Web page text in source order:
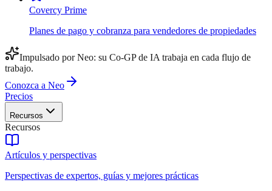
Covercy Prime
Planes de pago y cobranza para vendedores de propiedades
Impulsado por Neo: su Co-GP de IA trabaja en cada flujo de
trabajo.
Conozca a Neo
Precios
Recursos
Recursos
Artículos y perspectivas
Perspectivas de expertos, guías y mejores prácticas